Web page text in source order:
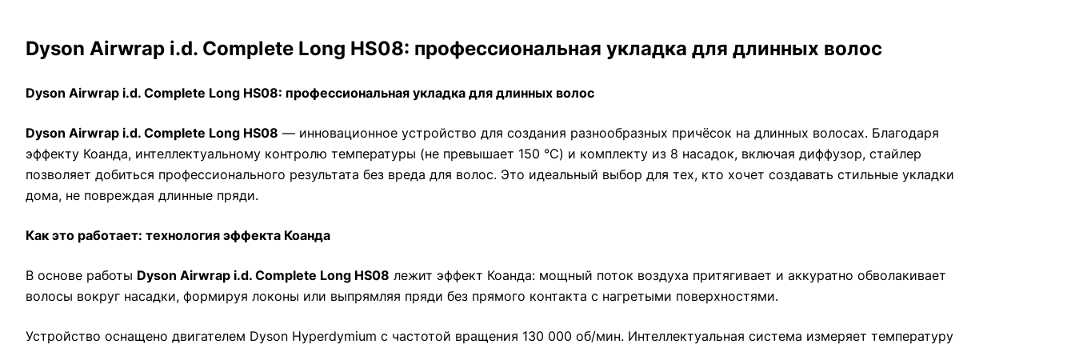
Dyson Airwrap i.d. Complete Long HS08: профессиональная укладка для длинных волос
Dyson Airwrap i.d. Complete Long HS08: профессиональная укладка для длинных волос
Dyson Airwrap i.d. Complete Long HS08 — инновационное устройство для создания разнообразных причёсок на длинных волосах. Благодаря
эффекту Коанда, интеллектуальному контролю температуры (не превышает 150 °C) и комплекту из 8 насадок, включая диффузор, стайлер
позволяет добиться профессионального результата без вреда для волос. Это идеальный выбор для тех, кто хочет создавать стильные укладки
дома, не повреждая длинные пряди.
Как это работает: технология эффекта Коанда
В основе работы Dyson Airwrap i.d. Complete Long HS08 лежит эффект Коанда: мощный поток воздуха притягивает и аккуратно обволакивает
волосы вокруг насадки, формируя локоны или выпрямляя пряди без прямого контакта с нагретыми поверхностями.
Устройство оснащено двигателем Dyson Hyperdymium с частотой вращения 130 000 об/мин. Интеллектуальная система измеряет температуру